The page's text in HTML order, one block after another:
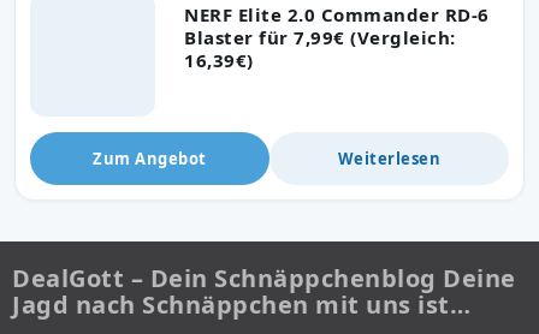
NERF Elite 2.0 Commander RD-6
Blaster für 7,99€ (Vergleich:
16,39€)
Zum Angebot Weiterlesen
DealGott – Dein Schnäppchenblog Deine
Jagd nach Schnäppchen mit uns ist…